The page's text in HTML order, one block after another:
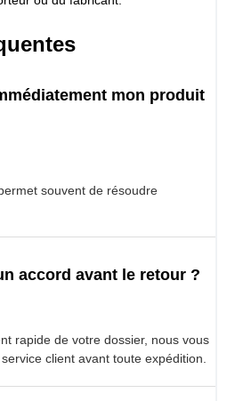
mon produit
souvent de résoudre
accord avant le retour ?
rapide de votre dossier, nous vous
client avant toute expédition.